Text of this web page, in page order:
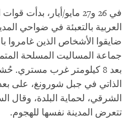
في 26 و27 مايو/أيار،
العربية بالتعبئة في ضواحي
ضايقوا الأشخاص الذين غامروا
جماعة المساليت المسلحة
بعد 8 كيلومتر غرب
الشرقي، لحماية البلدة، وقال
تتعرض المدينة نفسها للهجوم.